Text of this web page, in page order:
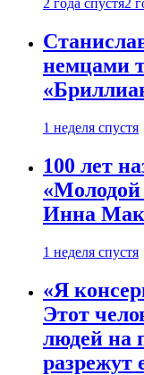
2 года спустя2
немцами
1 неделя спустя
100 лет
«Молодой
Инна
1 неделя спустя
«Я
Этот
людей на
разрежут